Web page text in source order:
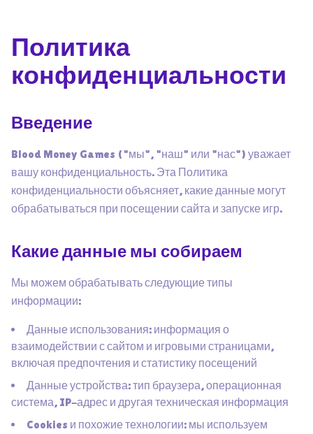
Политика
конфиденциальности
Введение
Blood Money Games ("мы", "наш" или "нас") уважает
вашу конфиденциальность. Эта Политика
конфиденциальности объясняет, какие данные могут
обрабатываться при посещении сайта и запуске игр.
Какие данные мы собираем
Мы можем обрабатывать следующие типы
информации:
Данные использования: информация о
взаимодействии с сайтом и игровыми страницами,
включая предпочтения и статистику посещений
Данные устройства: тип браузера, операционная
система, IP-адрес и другая техническая информация
Cookies и похожие технологии: мы используем